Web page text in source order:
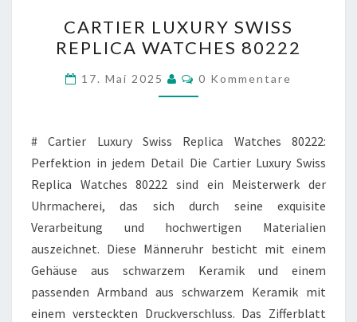
LUXURY
SWISS
REPLICA
WATCHES
CARTIER LUXURY SWISS
REPLICA WATCHES 80222
17. Mai 2025 Kommentare
0 Kommentare
# Cartier Luxury Swiss Replica Watches 80222:
Perfektion in jedem Detail Die Cartier Luxury Swiss
Replica Watches 80222 sind ein Meisterwerk der
Uhrmacherei, das sich durch seine exquisite
Verarbeitung und hochwertigen Materialien
auszeichnet. Diese Männeruhr besticht mit einem
Gehäuse aus schwarzem Keramik und einem
passenden Armband aus schwarzem Keramik mit
einem versteckten Druckverschluss. Das Zifferblatt